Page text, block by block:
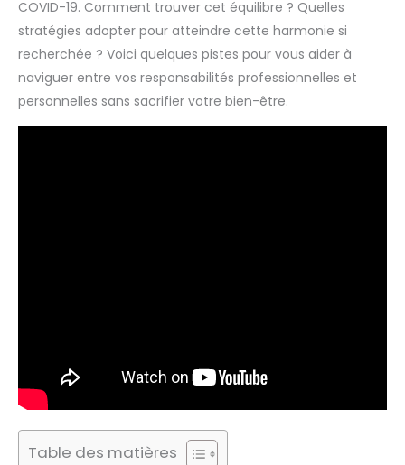
COVID-19. Comment trouver cet équilibre ? Quelles
stratégies adopter pour atteindre cette harmonie si
recherchée ? Voici quelques pistes pour vous aider à
naviguer entre vos responsabilités professionnelles et
personnelles sans sacrifier votre bien-être.
Table des matières